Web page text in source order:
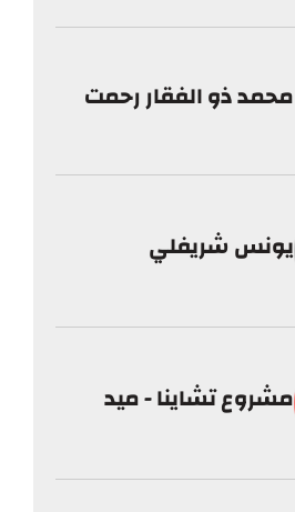
محمد ذو الفقار رحمت
يونس شريفلي
مشروع تشاينا - ميد